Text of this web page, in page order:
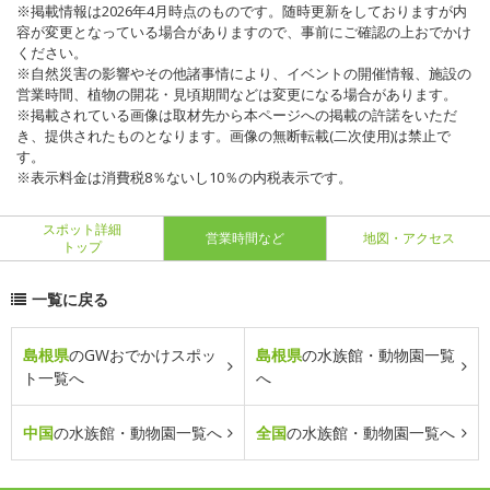
※掲載情報は2026年4月時点のものです。随時更新をしておりますが内
容が変更となっている場合がありますので、事前にご確認の上おでかけ
ください。
※自然災害の影響やその他諸事情により、イベントの開催情報、施設の
営業時間、植物の開花・見頃期間などは変更になる場合があります。
※掲載されている画像は取材先から本ページへの掲載の許諾をいただ
き、提供されたものとなります。画像の無断転載(二次使用)は禁止で
す。
※表示料金は消費税8％ないし10％の内税表示です。
スポット詳細
トップ
営業時間など 地図・アクセス
一覧に戻る
島根県のGWおでかけスポッ
ト一覧へ
島根県の水族館・動物園一覧
へ
中国の水族館・動物園一覧へ 全国の水族館・動物園一覧へ